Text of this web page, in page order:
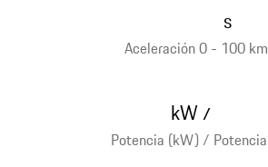
Aceleración 0 - 100
s
Potencia (kW) /
kW/